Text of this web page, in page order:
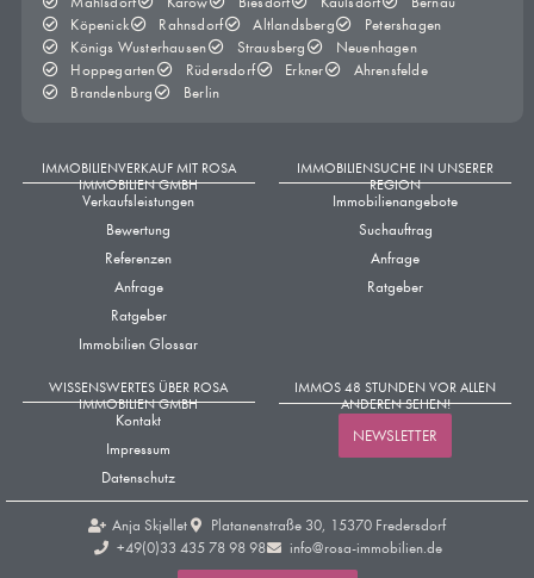
Köpenick
Rahnsdorf Altlandsberg
Petershagen
Königs Wusterhausen
Strausberg
Neuenhagen
Hoppegarten
Rüdersdorf Erkner
Ahrensfelde
Brandenburg
Berlin
IMMOBILIENVERKAUF MIT ROSA
IMMOBILIEN GMBH
Verkaufsleistungen
Bewertung
Referenzen
Anfrage
Ratgeber
Immobilien Glossar
IMMOBILIENSUCHE IN UNSERER
REGION
Immobilienangebote
Suchauftrag
Anfrage
Ratgeber
WISSENSWERTES ÜBER ROSA
IMMOBILIEN GMBH
Kontakt
Impressum
Datenschutz
IMMOS 48 STUNDEN VOR ALLEN
ANDEREN SEHEN!
NEWSLETTER
Anja Skjellet
Platanenstraße 30, 15370 Fredersdorf
+49(0)33 435 78 98 98​
info@rosa-immobilien.de